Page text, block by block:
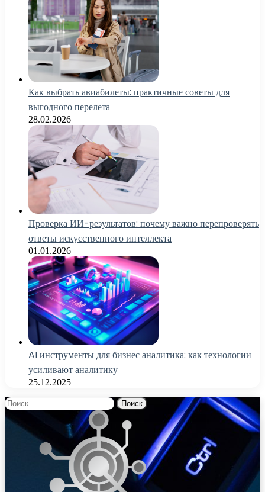
Как выбрать авиабилеты: практичные советы для
выгодного перелета
28.02.2026
Проверка ИИ-результатов: почему важно перепроверять
ответы искусственного интеллекта
01.01.2026
AI инструменты для бизнес аналитика: как технологии
усиливают аналитику
25.12.2025
Найти: